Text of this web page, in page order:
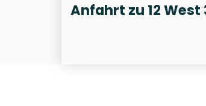
Anfahrt zu 12 West